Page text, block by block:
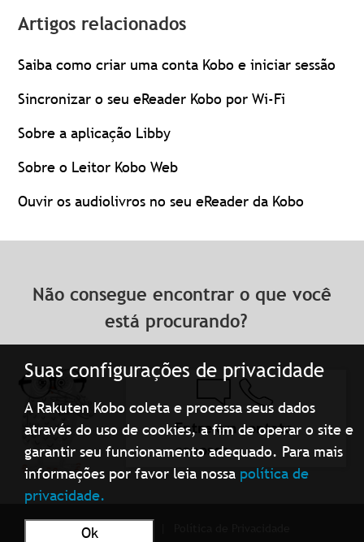
Suas configurações de privacidade
A Rakuten Kobo coleta e processa seus dados
através do uso de cookies, a fim de operar o site e
garantir seu funcionamento adequado. Para mais
informações por favor leia nossa política de
privacidade.
Ok
Artigos relacionados
Saiba como criar uma conta Kobo e iniciar sessão
Sincronizar o seu eReader Kobo por Wi-Fi
Sobre a aplicação Libby
Sobre o Leitor Kobo Web
Ouvir os audiolivros no seu eReader da Kobo
Não consegue encontrar o que você
está procurando?
Entre em contato
conosco
Condições de uso